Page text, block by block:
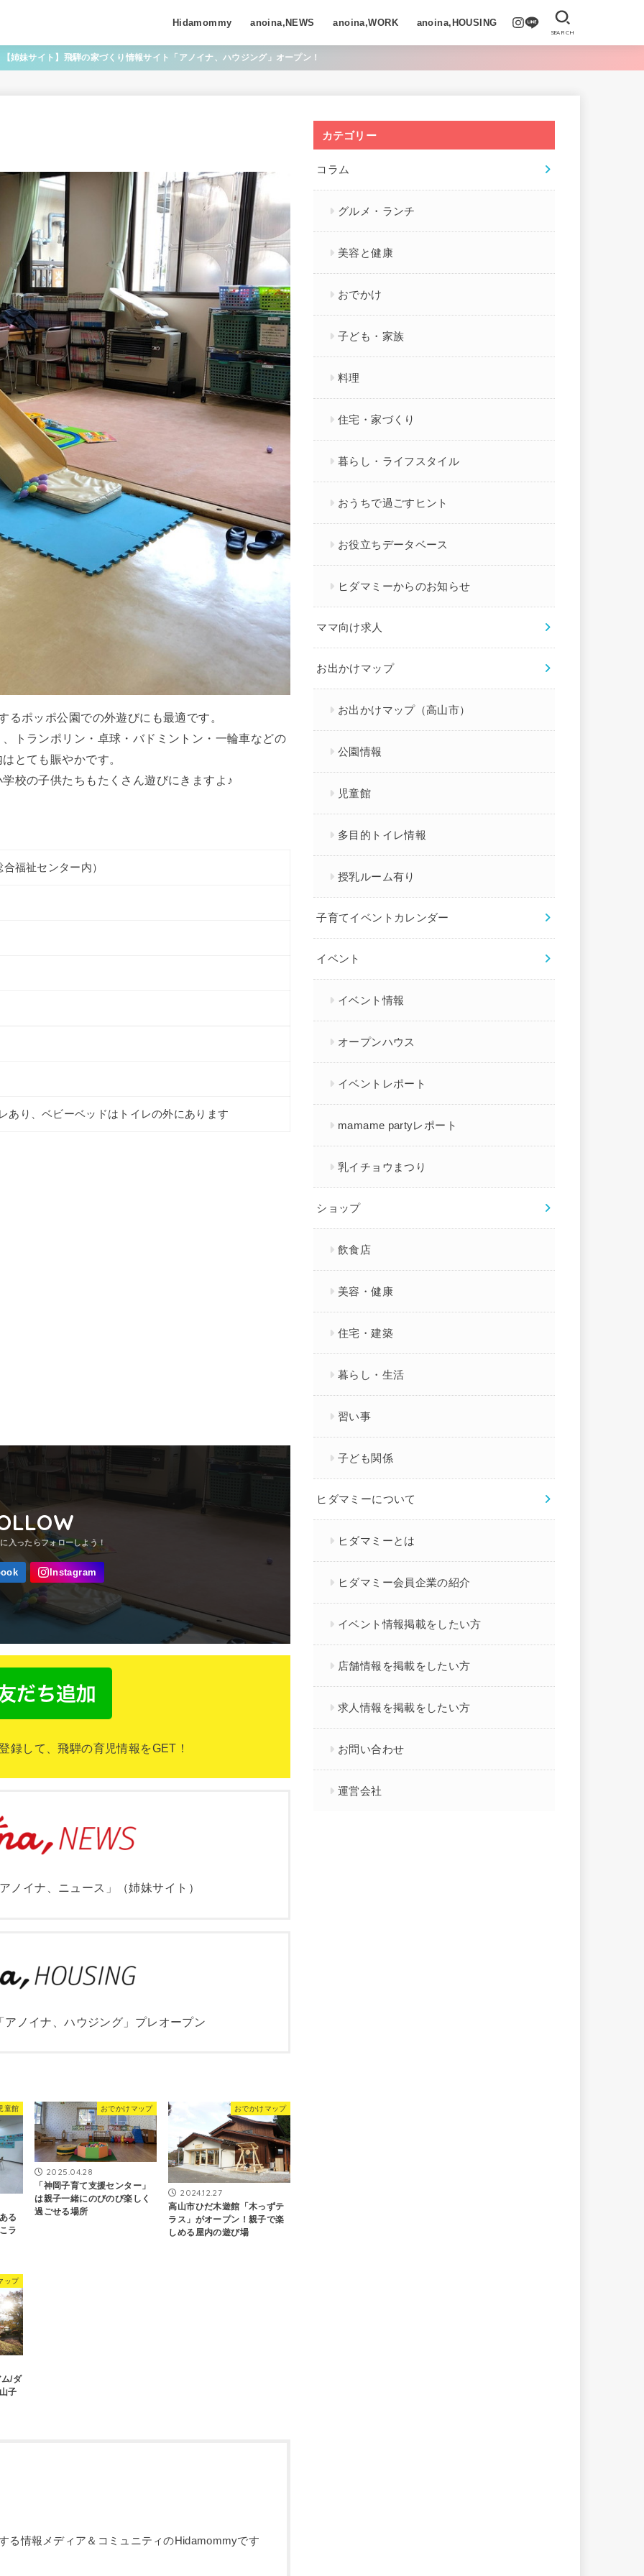
Hidamommy anoina,NEWS anoina,WORK anoina,HOUSING
SEARCH
【姉妹サイト】飛騨の家づくり情報サイト「アノイナ、ハウジング」オープン！
ポッポ公園での外遊びにも最適です。
トランポリン・卓球・バドミントン・一輪車などの
とても賑やかです。
校の子供たちもたくさん遊びにきますよ♪
福祉センター内）
あり、ベビーベッドはトイレの外にあります
録して、飛騨の育児情報をGET！
ノイナ、ニュース」（姉妹サイト）
ノイナ、ハウジング」プレオープン
童館
る
ラ
おでかけマップ
2025.04.28
「神岡子育て支援センター」
は親子一緒にのびのび楽しく
過ごせる場所
おでかけマップ
2024.12.27
高山市ひだ木遊館「木っずテ
ラス」がオープン！親子で楽
しめる屋内の遊び場
ップ
/ダ
子
る情報メディア＆コミュニティのHidamommyです
カテゴリー
コラム
グルメ・ランチ
美容と健康
おでかけ
子ども・家族
料理
住宅・家づくり
暮らし・ライフスタイル
おうちで過ごすヒント
お役立ちデータベース
ヒダマミーからのお知らせ
ママ向け求人
お出かけマップ
お出かけマップ（高山市）
公園情報
児童館
多目的トイレ情報
授乳ルーム有り
子育てイベントカレンダー
イベント
イベント情報
オープンハウス
イベントレポート
mamame partyレポート
乳イチョウまつり
ショップ
飲食店
美容・健康
住宅・建築
暮らし・生活
習い事
子ども関係
ヒダマミーについて
ヒダマミーとは
ヒダマミー会員企業の紹介
イベント情報掲載をしたい方
店舗情報を掲載をしたい方
求人情報を掲載をしたい方
お問い合わせ
運営会社